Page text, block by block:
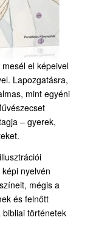
el képeivel
Lapozgatásra,
mint egyéni
– gyerek,
nyelvén
mégis a
és felnőtt
történetek